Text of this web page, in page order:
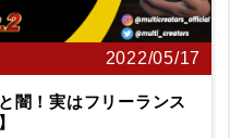
2022/05/17
闇！実はフリーランス